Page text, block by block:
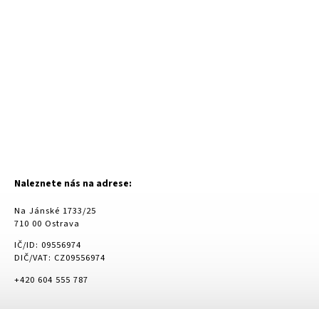
Naleznete nás na adrese:
Na Jánské 1733/25
710 00 Ostrava
IČ/ID: 09556974
DIČ/VAT: CZ09556974
+420 604 555 787